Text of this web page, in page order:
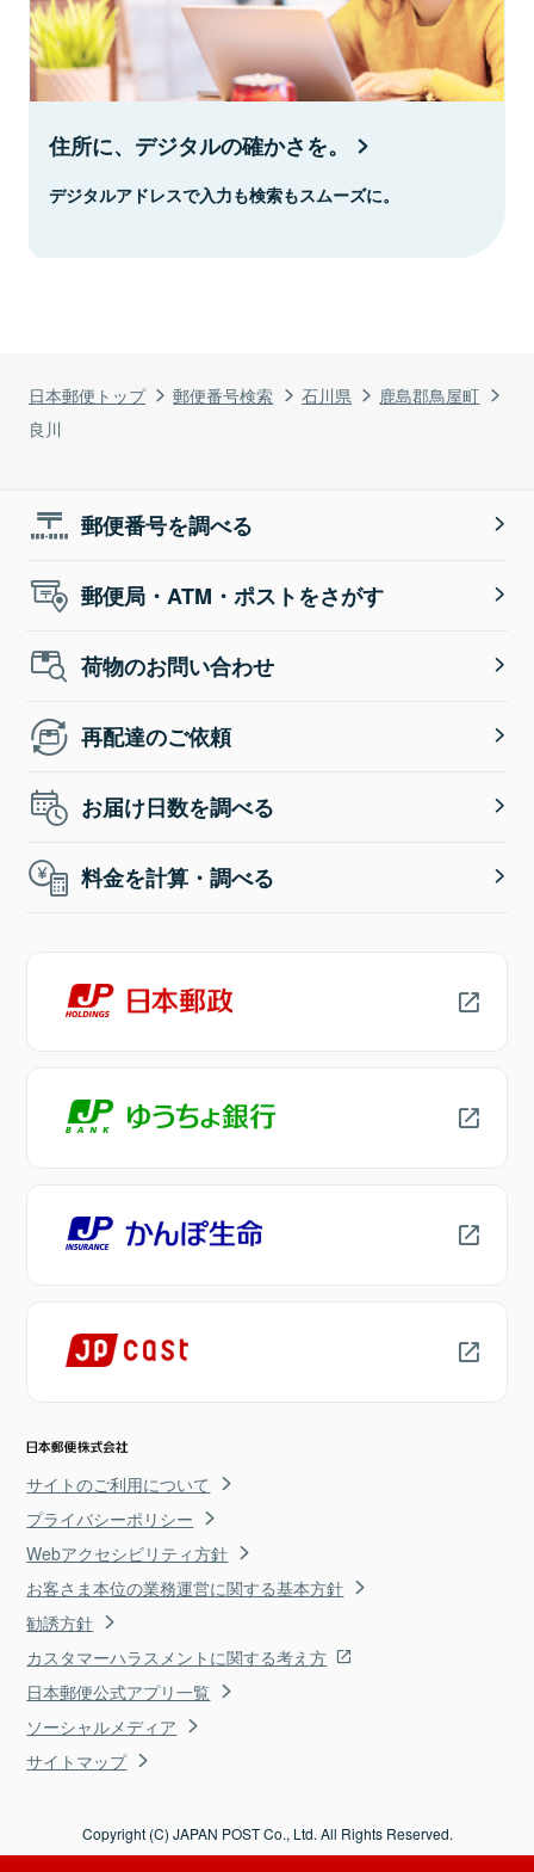
日本郵便トップ 郵便番号検索 石川県
鹿島郡鳥屋町
良川
住所に、デジタルの確かさを。
デジタルアドレスで入力も検索もスムーズに。
郵便番号を調べる
郵便局・ATM・ポストをさがす
荷物のお問い合わせ
再配達のご依頼
お届け日数を調べる
料金を計算・調べる
サイトのご利用について
プライバシーポリシー
Webアクセシビリティ方針
お客さま本位の業務運営に関する基本方針
勧誘方針
カスタマーハラスメントに関する考え方
日本郵便公式アプリ一覧
ソーシャルメディア
サイトマップ
Copyright (C) JAPAN POST Co., Ltd. All Rights Reserved.